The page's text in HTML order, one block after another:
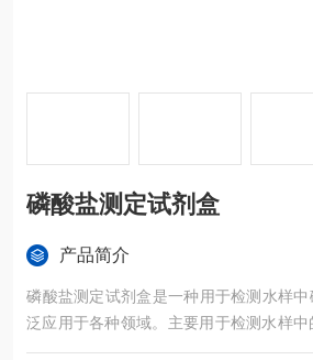
磷酸盐测定试剂盒
产品简介
磷酸盐测定试剂盒‌是一种用于检测水样
泛应用于各种领域。主要用于检测水样中
各种水质的分析，包括饮用水、废水、